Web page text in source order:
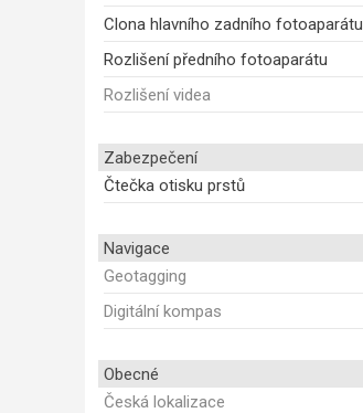
Clona hlavního zadního fotoaparátu
Rozlišení předního fotoaparátu
Rozlišení videa
Zabezpečení
Čtečka otisku prstů
Navigace
Geotagging
Digitální kompas
Obecné
Česká lokalizace